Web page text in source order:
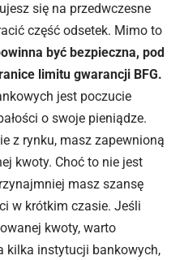
się na przedwczesne
część odsetek. Mimo to
być bezpieczna, pod
limitu gwarancji BFG.
jest poczucie
o swoje pieniądze.
z rynku, masz zapewnioną
kwoty. Choć to nie jest
masz szansę
w krótkim czasie. Jeśli
kwoty, warto
kilka instytucji bankowych,